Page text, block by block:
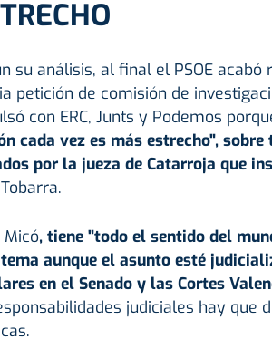
su análisis, al final el PSOE
petición de comisión de
con ERC, Junts y Podemos
cada vez es más estrecho",
por la jueza de Catarroja que
Micó, tiene "todo el sentido del
aunque el asunto esté
en el Senado y las Cortes
judiciales hay que